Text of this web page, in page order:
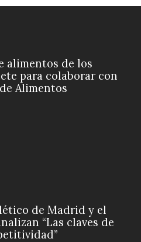
alimentos de los
para colaborar con
Alimentos
de Madrid y el
“Las claves de